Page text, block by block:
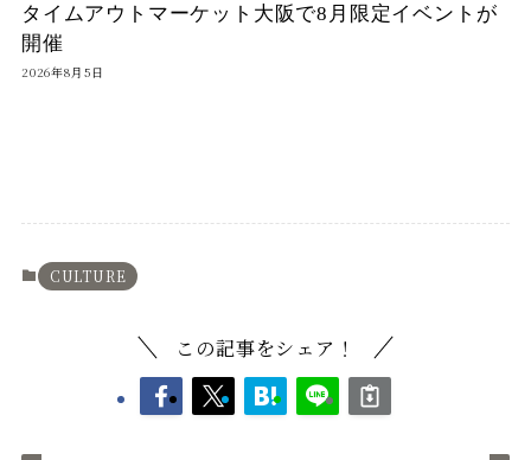
タイムアウトマーケット大阪で8月限定イベントが
開催
2026年8月5日
CULTURE
この記事をシェア！